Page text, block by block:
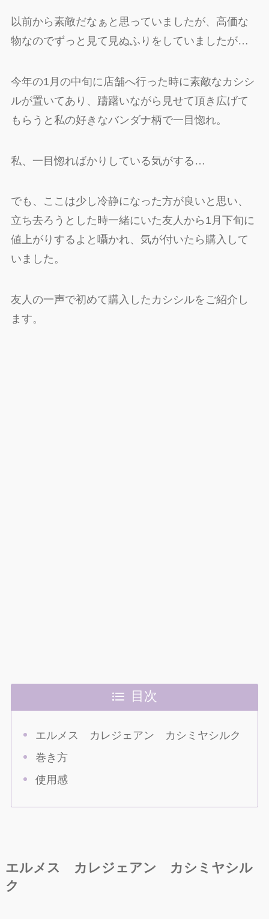
以前から素敵だなぁと思っていましたが、高価な
物なのでずっと見て見ぬふりをしていましたが…
今年の1月の中旬に店舗へ行った時に素敵なカシシ
ルが置いてあり、躊躇いながら見せて頂き広げて
もらうと私の好きなバンダナ柄で一目惚れ。
私、一目惚ればかりしている気がする…
でも、ここは少し冷静になった方が良いと思い、
立ち去ろうとした時一緒にいた友人から1月下旬に
値上がりするよと囁かれ、気が付いたら購入して
いました。
友人の一声で初めて購入したカシシルをご紹介し
ます。
目次
エルメス カレジェアン カシミヤシルク
巻き方
使用感
エルメス カレジェアン カシミヤシル
ク